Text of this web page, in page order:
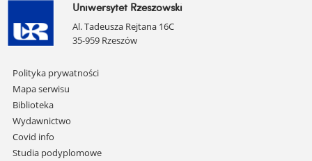
Uniwersytet Rzeszowski
Al. Tadeusza Rejtana 16C
35-959 Rzeszów
Pomiń
nawigację
i
przejdź
do
treści
Polityka prywatności
Mapa serwisu
Biblioteka
Wydawnictwo
Covid info
Studia podyplomowe